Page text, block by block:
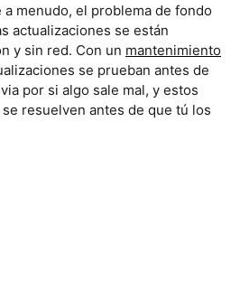
menudo, el problema de fondo
actualizaciones se están
y sin red. Con un mantenimiento
se prueban antes de
por si algo sale mal, y estos
resuelven antes de que tú los